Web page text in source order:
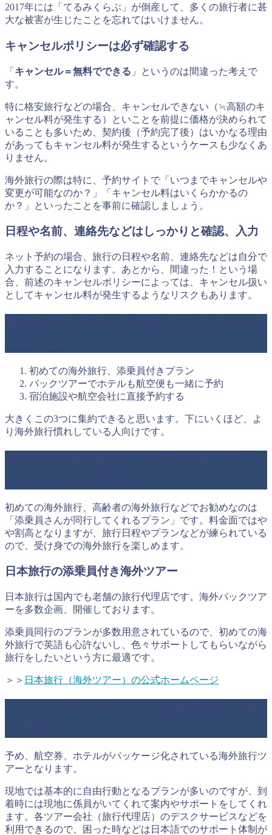
2017年には「てるみくらぶ」が倒産して、多くの旅行者に甚
大な被害が生じたことを忘れてはいけません。
キャンセルポリシーは必ず確認する
「 キャンセル＝無料でできる 」というのは間違った考えで
す。
特に格安旅行などの場合、キャンセルできない（≒高額のキ
ャンセル料が発生する）といことを前提に価格が決められて
いることも多いため、契約後（予約完了後）はいかなる理由
があってもキャンセル料が発生するというケースも少なくあ
りません。
海外旅行の際は特に、予約サイトで「いつまでキャンセルや
変更が可能なのか？」「キャンセル料はいくらかかるの
か？」といったことを事前に確認しましょう。
日程や名前、連絡先などはしっかりと確認、入力
ネット予約の場合、旅行の日程や名前、連絡先などは自分で
入力することになります。あとから、間違った！という場
合、前述のキャンセルポリシーによっては、キャンセル扱い
としてキャンセル料が発生するようなリスクもあります。
初めての海外旅行、添乗員付きプラン
パックツアーでホテルも航空便も一緒に予約
宿泊施設や航空会社に直接予約する
大きくこの3つに集約できると思います。下にいくほど、よ
り海外旅行慣れしている人向けです。
初めての海外旅行、高齢者の海外旅行などでお勧めなのは
「添乗員さんが同行してくれるプラン」です。料金面ではや
や割高となりますが、旅行日程やプランなどが練られている
ので、受け身での海外旅行を楽しめます。
日本旅行の添乗員付き海外ツアー
日本旅行は国内でも老舗の旅行代理店です。海外パックツア
ーを多数企画、開催しております。
添乗員同行のプランが多数用意されているので、初めての海
外旅行で英語も心許ないし、色々サポートしてもらいながら
旅行をしたいという方に最適です。
＞＞ 日本旅行（海外ツアー）の公式ホームページ
予め、航空券、ホテルがパッケージ化されている海外旅行ツ
アーとなります。
現地では基本的に自由行動となるプランが多いのですが、到
着時には現地に係員がいてくれて案内やサポートをしてくれ
ます。各ツアー会社（旅行代理店）のデスクサービスなどを
利用できるので、困った時などは日本語でのサポート体制が